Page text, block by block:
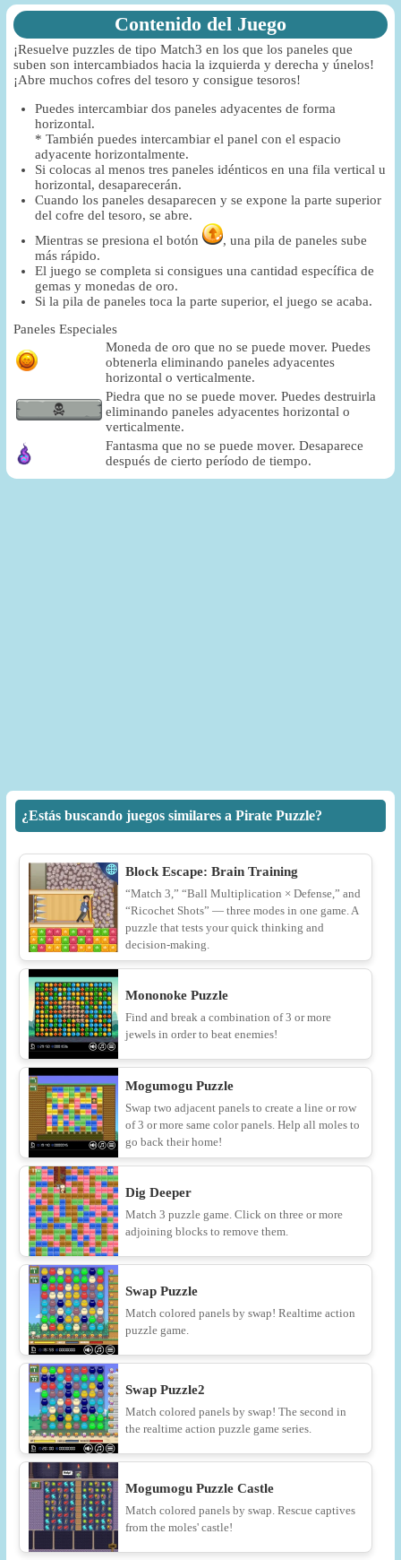
Contenido del Juego
¡Resuelve puzzles de tipo Match3 en los que los paneles que
suben son intercambiados hacia la izquierda y derecha y únelos!
¡Abre muchos cofres del tesoro y consigue tesoros!
Puedes intercambiar dos paneles adyacentes de forma
horizontal.
* También puedes intercambiar el panel con el espacio
adyacente horizontalmente.
Si colocas al menos tres paneles idénticos en una fila vertical u
horizontal, desaparecerán.
Cuando los paneles desaparecen y se expone la parte superior
del cofre del tesoro, se abre.
Mientras se presiona el botón
, una pila de paneles sube
más rápido.
El juego se completa si consigues una cantidad específica de
gemas y monedas de oro.
Si la pila de paneles toca la parte superior, el juego se acaba.
Paneles Especiales
Moneda de oro que no se puede mover. Puedes
obtenerla eliminando paneles adyacentes
horizontal o verticalmente.
Piedra que no se puede mover. Puedes destruirla
eliminando paneles adyacentes horizontal o
verticalmente.
Fantasma que no se puede mover. Desaparece
después de cierto período de tiempo.
¿Estás buscando juegos similares a Pirate Puzzle?
Block Escape: Brain Training
“Match 3,” “Ball Multiplication × Defense,” and
“Ricochet Shots” — three modes in one game. A
puzzle that tests your quick thinking and
decision-making.
Mononoke Puzzle
Find and break a combination of 3 or more
jewels in order to beat enemies!
Mogumogu Puzzle
Swap two adjacent panels to create a line or row
of 3 or more same color panels. Help all moles to
go back their home!
Dig Deeper
Match 3 puzzle game. Click on three or more
adjoining blocks to remove them.
Swap Puzzle
Match colored panels by swap! Realtime action
puzzle game.
Swap Puzzle2
Match colored panels by swap! The second in
the realtime action puzzle game series.
Mogumogu Puzzle Castle
Match colored panels by swap. Rescue captives
from the moles' castle!